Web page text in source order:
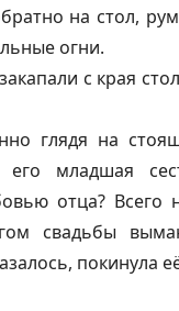
на стол,
огни.
с края
глядя на
его младшая
отца? Всего
свадьбы
покинула